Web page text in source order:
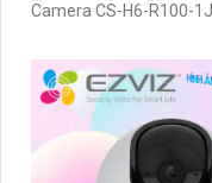
Camera CS-H6-R100-